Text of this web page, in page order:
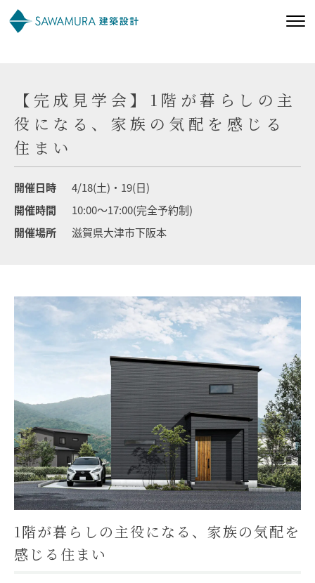
私たちの家づくり
お客様の声
会社案内
モデルハウス イベント参加
資料請求 相談予約
【完成見学会】1階が暮らしの主
役になる、家族の気配を感じる
住まい
開催日時
4/18(土)・19(日)
開催時間
10:00～17:00(完全予約制)
開催場所
滋賀県大津市下阪本
1階が暮らしの主役になる、家族の気配を
感じる住まい